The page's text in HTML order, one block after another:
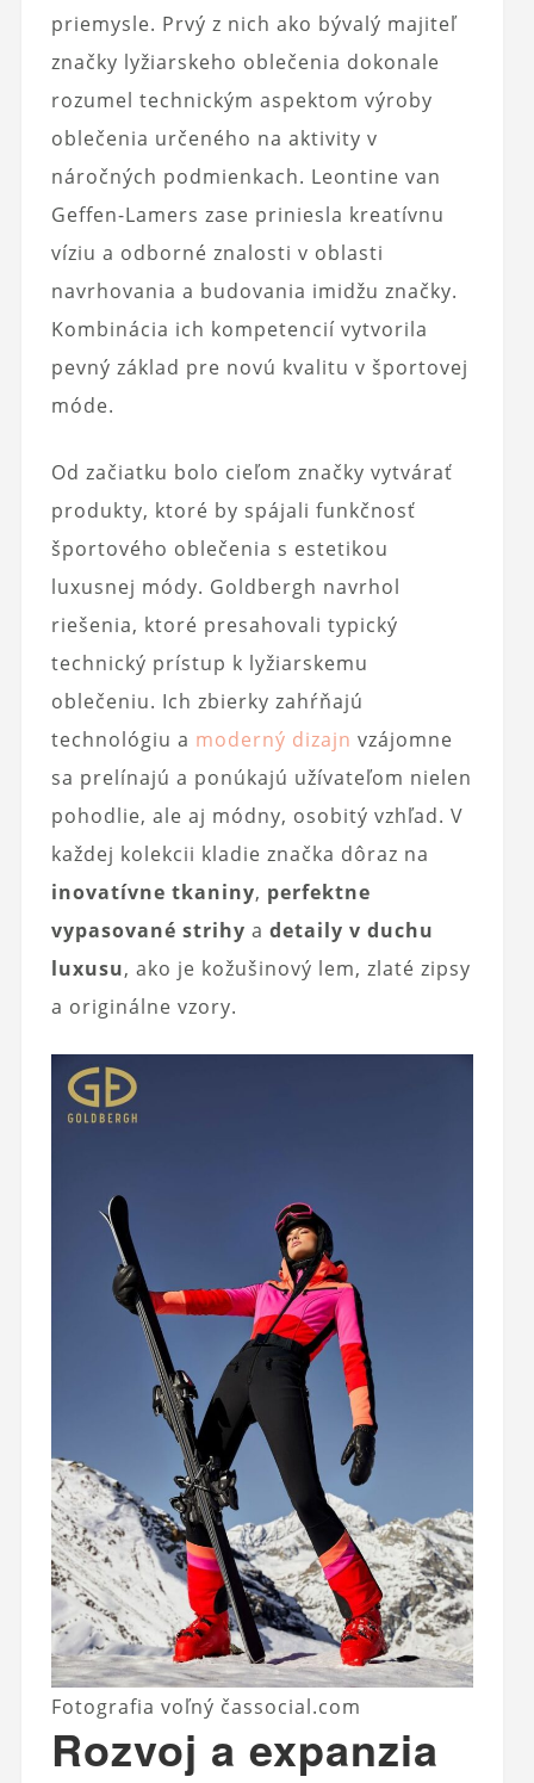
priemysle. Prvý z nich ako bývalý majiteľ
značky lyžiarskeho oblečenia dokonale
rozumel technickým aspektom výroby
oblečenia určeného na aktivity v
náročných podmienkach. Leontine van
Geffen-Lamers zase priniesla kreatívnu
víziu a odborné znalosti v oblasti
navrhovania a budovania imidžu značky.
Kombinácia ich kompetencií vytvorila
pevný základ pre novú kvalitu v športovej
móde.
Od začiatku bolo cieľom značky vytvárať
produkty, ktoré by spájali funkčnosť
športového oblečenia s estetikou
luxusnej módy. Goldbergh navrhol
riešenia, ktoré presahovali typický
technický prístup k lyžiarskemu
oblečeniu. Ich zbierky zahŕňajú
technológiu a moderný dizajn vzájomne
sa prelínajú a ponúkajú užívateľom nielen
pohodlie, ale aj módny, osobitý vzhľad. V
každej kolekcii kladie značka dôraz na
inovatívne tkaniny, perfektne
vypasované strihy a detaily v duchu
luxusu, ako je kožušinový lem, zlaté zipsy
a originálne vzory.
Fotografia voľný čassocial.com
Rozvoj a expanzia